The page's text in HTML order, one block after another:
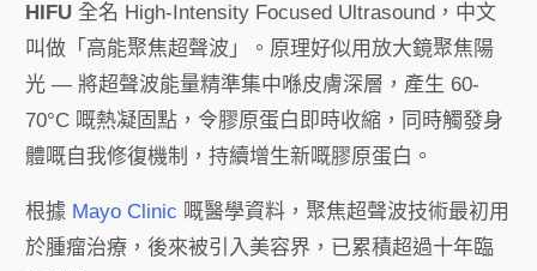
HIFU 全名 High-Intensity Focused Ultrasound，中文
叫做「高能聚焦超聲波」。原理好似用放大鏡聚焦陽
光 — 將超聲波能量精準集中喺皮膚深層，產生 60-
70°C 嘅熱凝固點，令膠原蛋白即時收縮，同時觸發身
體嘅自我修復機制，持續增生新嘅膠原蛋白。
根據 Mayo Clinic 嘅醫學資料，聚焦超聲波技術最初用
於腫瘤治療，後來被引入美容界，已累積超過十年臨